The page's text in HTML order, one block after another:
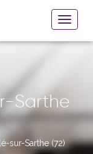
Sarthe
sur-Sarthe (72)